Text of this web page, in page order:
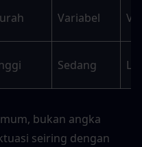
Variabel
Sedang
bukan angka
seiring dengan